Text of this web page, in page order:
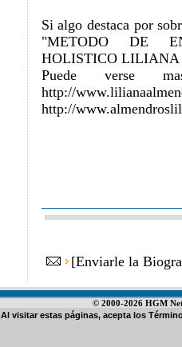
Si algo destaca por
"METODO DE
HOLISTICO
Puede verse
http://
http://
[Enviarle la
© 2000-2026 HGM
Al visitar estas páginas, acepta los